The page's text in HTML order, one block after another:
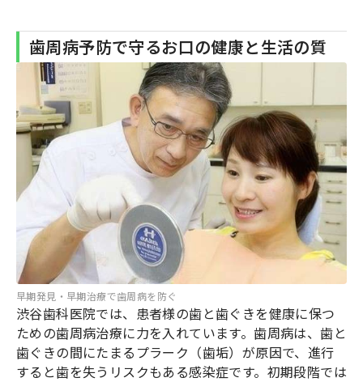
歯周病予防で守るお口の健康と生活の質
早期発見・早期治療で歯周病を防ぐ
渋谷歯科医院では、患者様の歯と歯ぐきを健康に保つ
ための歯周病治療に力を入れています。歯周病は、歯と
歯ぐきの間にたまるプラーク（歯垢）が原因で、進行
すると歯を失うリスクもある感染症です。初期段階では